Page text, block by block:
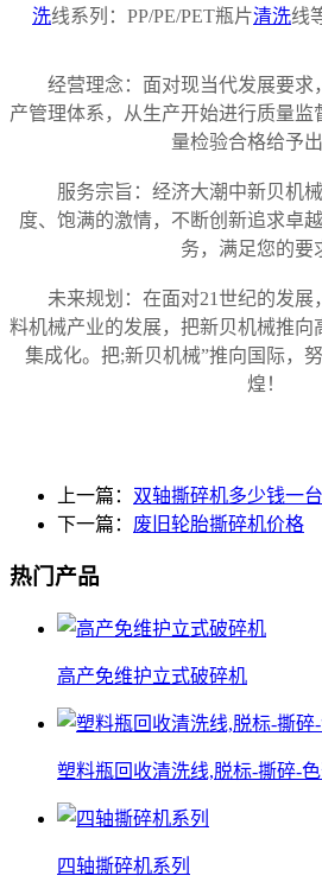
洗线系列：PP/PE/PET瓶片清洗线
经营理念：面对现当代发展要求
产管理体系，从生产开始进行质量
量检验合格给予出
服务宗旨：经济大潮中新贝机械
度、饱满的激情，不断创新追求卓
务，满足您的要
未来规划：在面对21世纪的发展
料机械产业的发展，把新贝机械推向
集成化。把;新贝机械”推向国际，
煌！
上一篇： 双轴撕碎机多少钱一
下一篇： 废旧轮胎撕碎机价格
热门产品
高产免维护立式破碎机
塑料瓶回收清洗线,脱标-撕碎-
四轴撕碎机系列